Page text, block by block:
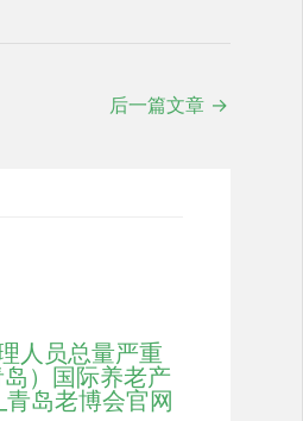
后一篇文章 →
人员总量严重
）国际养老产
岛老博会官网